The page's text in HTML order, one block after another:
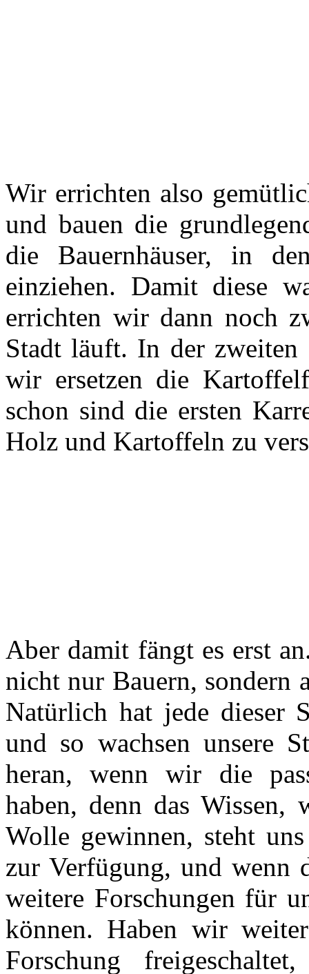
Wir errichten also
und bauen die
die Bauernhäuser, in
einziehen. Damit diese
errichten wir dann noch
Stadt läuft. In der zweiten
wir ersetzen die
schon sind die ersten
Holz und Kartoffeln zu
Aber damit fängt es erst
nicht nur Bauern, sondern
Natürlich hat jede dieser
und so wachsen unsere
heran, wenn wir die
haben, denn das
Wolle gewinnen, steht
zur Verfügung, und wenn
weitere Forschungen für
können. Haben wir
Forschung